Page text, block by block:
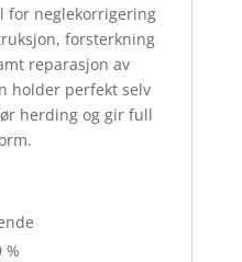
for neglekorrigering
forsterkning
reparasjon av
holder perfekt selv
herding og gir full
%